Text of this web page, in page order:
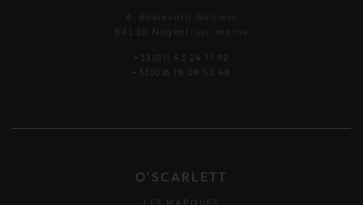
4, Boulevard Gallieni
94130 Nogent-sur-marne
+33(0)1 43 24 11 92
+33(0)6 18 08 52 48
O'SCARLETT
LES MARQUES